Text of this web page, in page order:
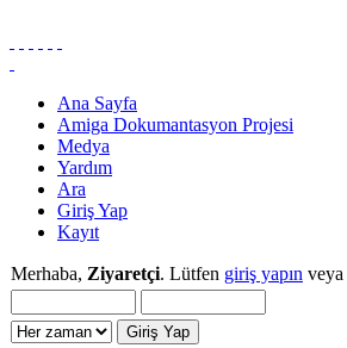
Ana Sayfa
Amiga Dokumantasyon Projesi
Medya
Yardım
Ara
Giriş Yap
Kayıt
Merhaba, Ziyaretçi. Lütfen giriş yapın veya